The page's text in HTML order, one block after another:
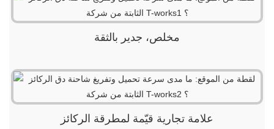
مخلص، جدير بالثقة
علامة تجارية قيّمة لمطرقة الركائز